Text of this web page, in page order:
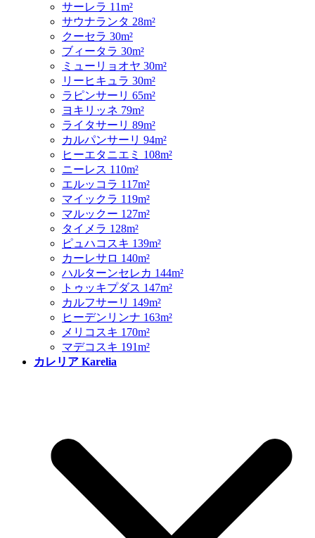
サーレラ 11m²
サウナランタ 28m²
クーセラ 30m²
ブィータラ 30m²
ミューリョオヤ 30m²
リーヒキュラ 30m²
ラピンサーリ 65m²
ヨキリッネ 79m²
ライタサーリ 89m²
カルパンサーリ 94m²
ヒーエタニエミ 108m²
ニーレス 110m²
エルッコラ 117m²
マイックラ 119m²
マルックー 127m²
タイメラ 128m²
ピュハコスキ 139m²
カーレサロ 140m²
ハルターンセレカ 144m²
トゥッキプダス 147m²
カルフサーリ 149m²
ヒーデンリンナ 163m²
メリコスキ 170m²
マデコスキ 191m²
カレリア Karelia